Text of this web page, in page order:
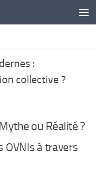
:
collective ?
ou Réalité ?
OVNIs à travers